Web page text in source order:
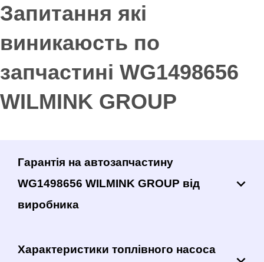
Запитання які
виникаюсть по
запчастині WG1498656
WILMINK GROUP
Гарантія на автозапчастину
WG1498656 WILMINK GROUP від
виробника
Характеристики топлівного насоса